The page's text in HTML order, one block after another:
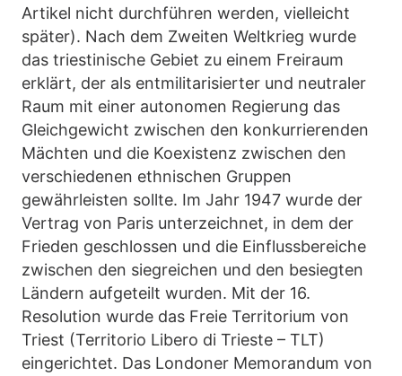
Artikel nicht durchführen werden, vielleicht
später). Nach dem Zweiten Weltkrieg wurde
das triestinische Gebiet zu einem Freiraum
erklärt, der als entmilitarisierter und neutraler
Raum mit einer autonomen Regierung das
Gleichgewicht zwischen den konkurrierenden
Mächten und die Koexistenz zwischen den
verschiedenen ethnischen Gruppen
gewährleisten sollte. Im Jahr 1947 wurde der
Vertrag von Paris unterzeichnet, in dem der
Frieden geschlossen und die Einflussbereiche
zwischen den siegreichen und den besiegten
Ländern aufgeteilt wurden. Mit der 16.
Resolution wurde das Freie Territorium von
Triest (Territorio Libero di Trieste – TLT)
eingerichtet. Das Londoner Memorandum von